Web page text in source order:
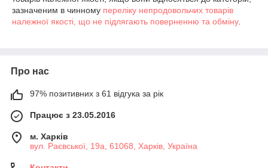
зазначеним в чинному переліку непродовольчих товарів
належної якості, що не підлягають поверненню та обміну.
Про нас
97% позитивних з 61 відгука за рік
Працює з 23.05.2016
м. Харків
вул. Раєвської, 19а, 61068, Харків, Україна